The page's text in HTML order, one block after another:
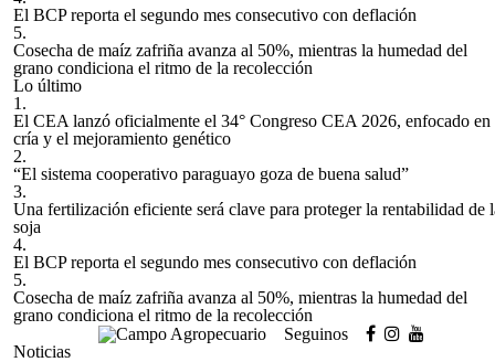
El BCP reporta el segundo mes consecutivo con deflación
5.
Cosecha de maíz zafriña avanza al 50%, mientras la humedad del
grano condiciona el ritmo de la recolección
Lo último
1.
El CEA lanzó oficialmente el 34° Congreso CEA 2026, enfocado en
cría y el mejoramiento genético
2.
“El sistema cooperativo paraguayo goza de buena salud”
3.
Una fertilización eficiente será clave para proteger la rentabilidad de
soja
4.
El BCP reporta el segundo mes consecutivo con deflación
5.
Cosecha de maíz zafriña avanza al 50%, mientras la humedad del
grano condiciona el ritmo de la recolección
Seguinos
Noticias